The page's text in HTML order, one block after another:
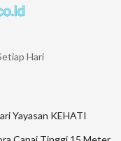
Hari
Yayasan KEHATI